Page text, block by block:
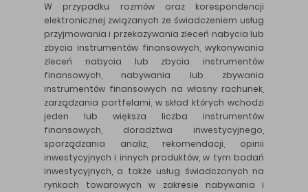
W przypadku rozmów oraz korespondencji
elektronicznej związanych ze świadczeniem usług
przyjmowania i przekazywania zleceń nabycia lub
zbycia instrumentów finansowych, wykonywania
zleceń nabycia lub zbycia instrumentów
finansowych, nabywania lub zbywania
instrumentów finansowych na własny rachunek,
zarządzania portfelami, w skład których wchodzi
jeden lub większa liczba instrumentów
finansowych, doradztwa inwestycyjnego,
sporządzania analiz, rekomendacji, opinii
inwestycyjnych i innych produktów, w tym badań
inwestycyjnych, a także usług świadczonych na
rynkach towarowych w zakresie nabywania i